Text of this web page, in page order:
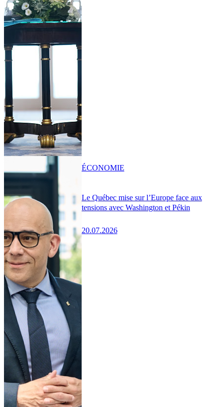
Le Québec mise sur l’Europe face aux
tensions avec Washington et Pékin
20.07.2026
ÉCONOMIE